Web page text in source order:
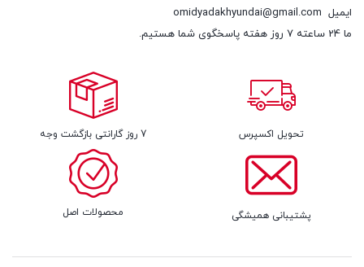
ایمیل omidyadakhyundai@gmail.com
ما 24 ساعته 7 روز هفته پاسخگوی شما هستیم.
تحویل اکسپرس 7 روز گارانتی بازگشت وجه
پشتیبانی همیشگی محصولات اصل